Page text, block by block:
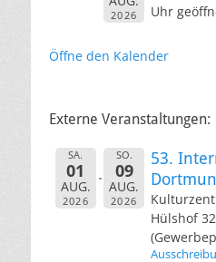
2026
Uhr
Öffne den Kalender
Externe Veranstaltungen:
SA.
01
AUG.
2026
SO.
09
AUG.
2026
53.
Hülshof